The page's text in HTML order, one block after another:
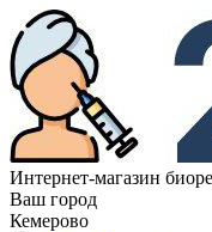
Интернет-магазин
Ваш город
Кемерово